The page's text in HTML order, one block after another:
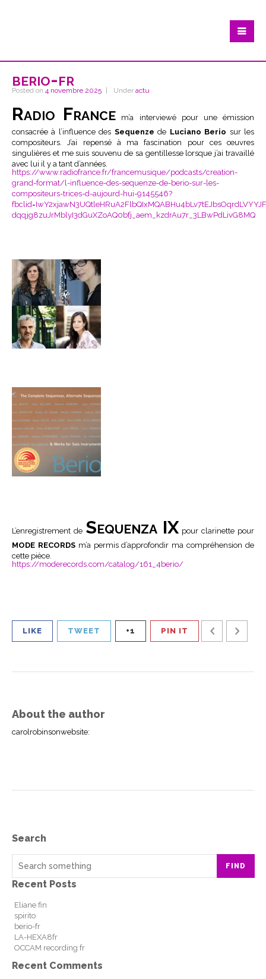
berio-fr
Posted on 4 novembre 2025 Under actu
Radio France m’a interviewé pour une émission
consacrée à l’influence des Sequenzede Luciano Berio sur les
compositeurs. J’ai repensé à ma fascination pour ces œuvres
singulières et me suis souvenu de sa gentillesse lorsque j’ai travaillé
avec lui il y a tant d’années.
https://www.radiofrance.fr/francemusique/podcasts/creation-
grand-format/l-influence-des-sequenze-de-berio-sur-les-
compositeurs-trices-d-aujourd-hui-9145546?
dqqjg8zuJrMblyI3dGuXZoAQ0bfj_aem_kzdrAu7r_3LBwPdLivG8MQ
L’enregistrement de Sequenza IX pour clarinette pour
MODE RECORDSm’a permis d’approfondir ma compréhension de
cette pièce.
https://moderecords.com/catalog/161_4berio/
LIKE TWEET +1 PIN IT
About the author
carolrobinsonwebsite:
Search
FIND
Recent Posts
Eliane fin
spirito
berio-fr
LA-HEXA8fr
OCCAM recording fr
Recent Comments